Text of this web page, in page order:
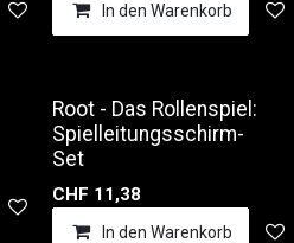
Auf die Wunschliste
In den Warenkorb
Auf die Wunschliste
Root - Das Rollenspiel:
Spielleitungsschirm-
Set
CHF 11,38
In den Warenkorb